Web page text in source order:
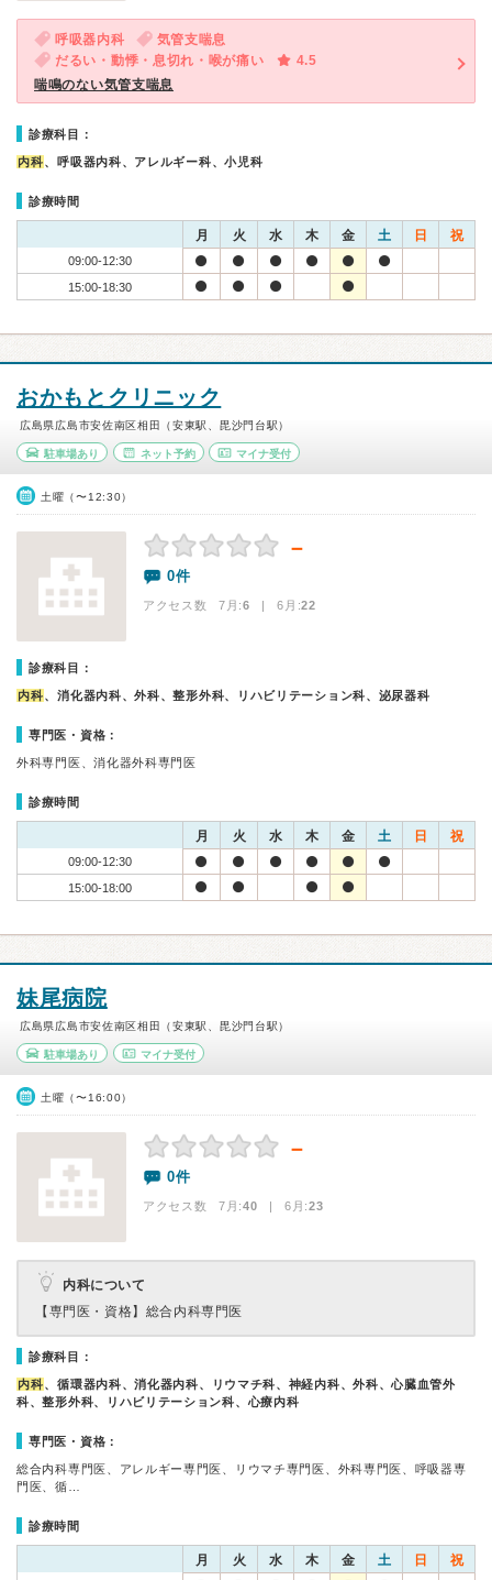
呼吸器内科
気管支喘息
だるい・動悸・息切れ・喉が痛い
4.5
喘鳴のない気管支喘息
診療科目：
内科、呼吸器内科、アレルギー科、小児科
診療時間
月 火 水 木 金 土 日 祝
09:00-12:30
15:00-18:30
おかもとクリニック
広島県広島市安佐南区相田（安東駅、毘沙門台駅）
駐車場あり ネット予約 マイナ受付
土曜（〜12:30）
－
0件
アクセス数 7月:6 | 6月:22
診療科目：
内科、消化器内科、外科、整形外科、リハビリテーション科、泌尿器科
専門医・資格：
外科専門医、消化器外科専門医
診療時間
月 火 水 木 金 土 日 祝
09:00-12:30
15:00-18:00
妹尾病院
広島県広島市安佐南区相田（安東駅、毘沙門台駅）
駐車場あり マイナ受付
土曜（〜16:00）
－
0件
アクセス数 7月:40 | 6月:23
内科について
【専門医・資格】 総合内科専門医
診療科目：
内科、循環器内科、消化器内科、リウマチ科、神経内科、外科、心臓血管外
科、整形外科、リハビリテーション科、心療内科
専門医・資格：
総合内科専門医、アレルギー専門医、リウマチ専門医、外科専門医、呼吸器専
門医、循…
診療時間
月 火 水 木 金 土 日 祝